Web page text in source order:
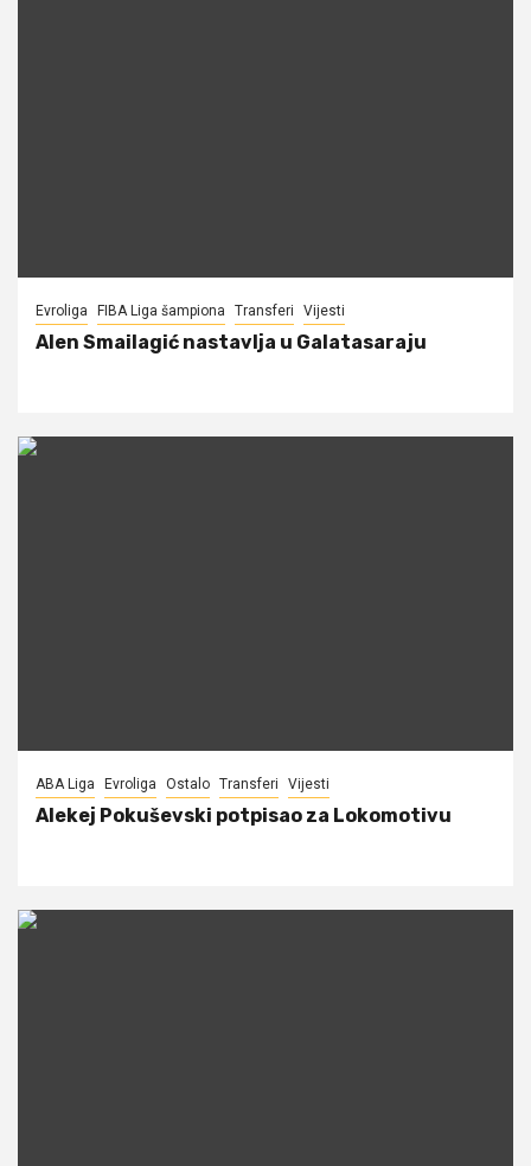
Evroliga FIBA Liga šampiona Transferi Vijesti
Alen Smailagić nastavlja u Galatasaraju
ABA Liga Evroliga Ostalo Transferi Vijesti
Alekej Pokuševski potpisao za Lokomotivu